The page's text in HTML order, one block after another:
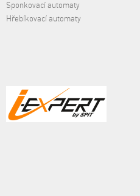
Sponkovací automaty
Hřebíkovací automaty